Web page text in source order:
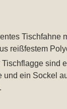
Tischfahne
reißfestem
Tischflagge sind
und ein Sockel